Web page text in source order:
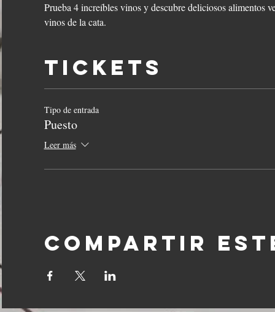
Prueba 4 increíbles vinos y descubre deliciosos alimentos
vinos de la cata.
Tickets
Tipo de entrada
Puesto
Leer más
Compartir